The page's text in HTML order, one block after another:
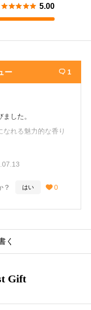
 5.00
ー  1
した。
れる魅力的な香り
ことでした！
男性26歳）
？ はい  0
く
ン フラックスホワイ
Gift